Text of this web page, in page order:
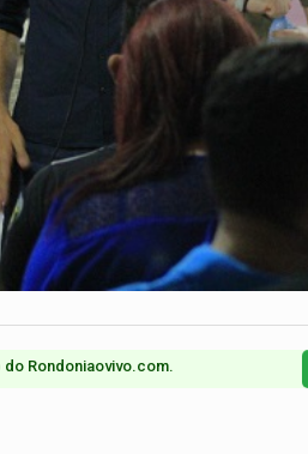
Rondoniaovivo.com.​